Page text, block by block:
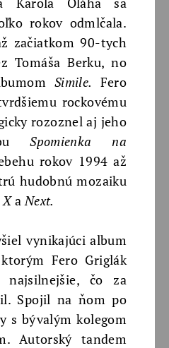
rokov odmlčala.
začiatkom 90-tych
Tomáša Berku, no
Simile. Fero
rockovému
rozoznel aj jeho
Spomienka na
rokov 1994 až
hudobnú mozaiku
XaNext.
vynikajúci album
Fero Griglák
čo za
Spojil na ňom po
s bývalým kolegom
Autorský tandem